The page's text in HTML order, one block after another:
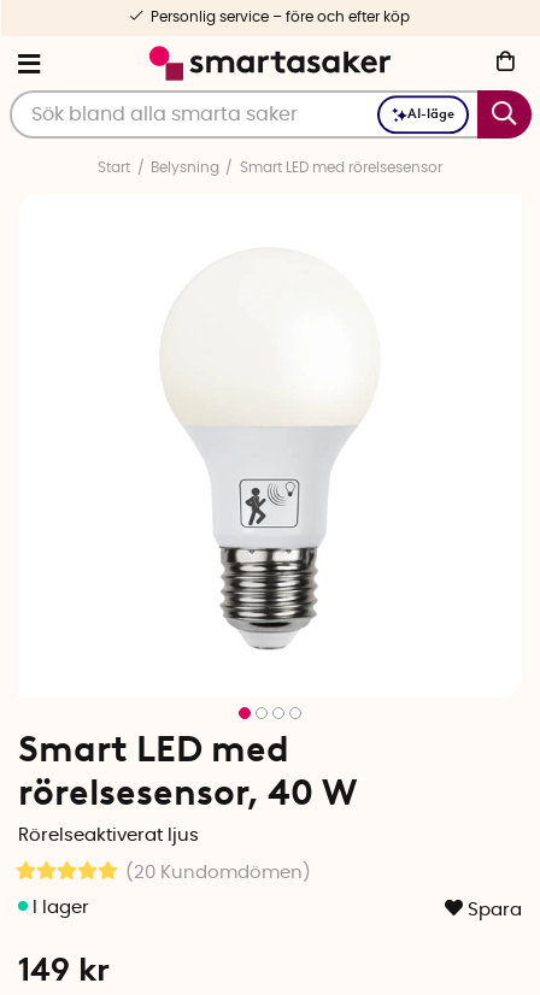
AI-läge
Personlig service – före och efter köp
Start Belysning Smart LED med rörelsesensor
Smart LED med
rörelsesensor, 40 W
Rörelseaktiverat ljus
(20 Kundomdömen )
Spara
149 kr